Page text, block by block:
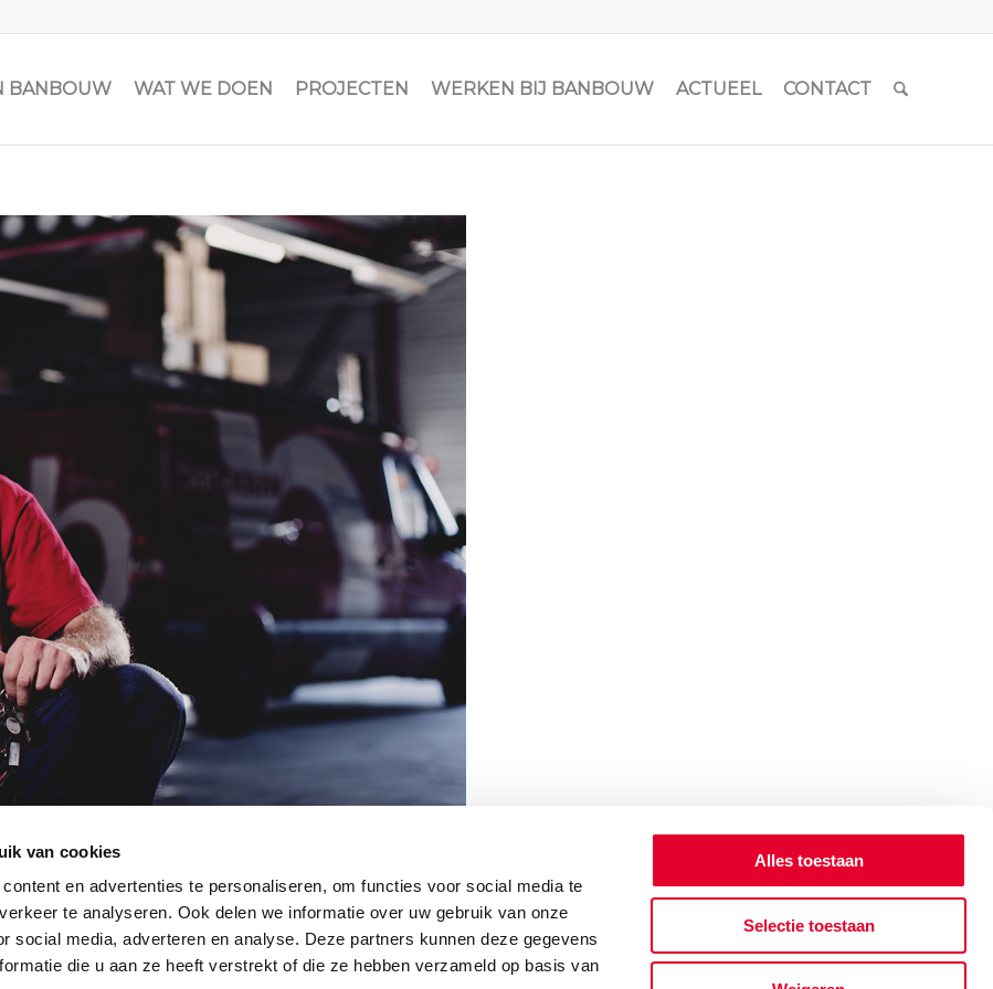
van cookies
en advertenties te personaliseren, om functies voor social media te
te analyseren. Ook delen we informatie over uw gebruik van onze
social media, adverteren en analyse. Deze partners kunnen deze gegevens
die u aan ze heeft verstrekt of die ze hebben verzameld op basis van
Alles toestaan
Selectie toestaan
BANBOUW WAT WE DOEN PROJECTEN WERKEN BIJ BANBOUW ACTUEEL CONTACT